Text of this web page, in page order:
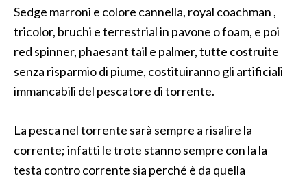
Sedge marroni e colore cannella, royal coachman ,
tricolor, bruchi e terrestrial in pavone o foam, e poi
red spinner, phaesant tail e palmer, tutte costruite
senza risparmio di piume, costituiranno gli artificiali
immancabili del pescatore di torrente.
La pesca nel torrente sarà sempre a risalire la
corrente; infatti le trote stanno sempre con la la
testa contro corrente sia perché è da quella